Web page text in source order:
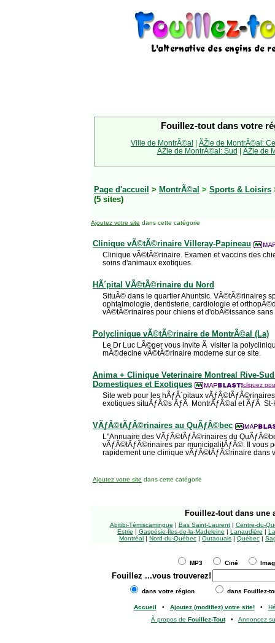
Fouillez-tout dans votre
Ville de MontrÃ©al | ÃŽle de MontrÃ©al:
ÃŽle de MontrÃ©al: Sud | ÃŽle de
Page d'accueil > MontrÃ©al > Sports & Loisirs
(5 sites)
Ajoutez votre site dans cette catégorie
Clinique vÃ©tÃ©rinaire Villeray-Papineau
Clinique vÃ©tÃ©rinaire. Examen et vaccins des
soins d'animaux exotiques.
HÃ´pital VÃ©tÃ©rinaire du Nord
SituÃ© dans le quartier Ahuntsic. VÃ©tÃ©rinaires
ophtalmologie, dentisterie, cardiologie et
vÃ©tÃ©rinaires pour chiens et d'obÃ©issance sans
Polyclinique vÃ©tÃ©rinaire de MontrÃ©al (La)
Le Dr Luc LÃ©ger vous invite Ã visiter la
mÃ©decine vÃ©tÃ©rinaire moderne sur ce site.
Anima + Clinique Veterinaire Montreal Rive-
Domestiques et Exotiques
cliquez
Site web pour les hÃƒÂ´pitaux
exotiques situÃƒÂ©s ÃƒÂ MontrÃƒÂ©al et ÃƒÂ St-
VÃƒÂ©tÃƒÂ©rinaires au QuÃƒÂ©bec
L''Annuaire des VÃƒÂ©tÃƒÂ©rinaires du
vÃƒÂ©tÃƒÂ©rinaires par municipalitÃƒÂ©. Il vous
rapidement une clinique vÃƒÂ©tÃƒÂ©rinaire dans
Ajoutez votre site dans cette catégorie
Fouillez-tout dans une
Abitibi-Témiscamingue | Bas Saint-Laurent| Centre-du-
Estrie | Gaspésie-Îles-de-la-Madeleine | Lanaudière |
Montréal | Nord-du-Québec | Outaouais | Québec |
MP3 Ciné
Fouillez ...vous trouverez!
dans votre région dans Fouillez-
Accueil • Ajoutez (modifiez) votre site!•
À propos de Fouillez-Tout• Annoncez